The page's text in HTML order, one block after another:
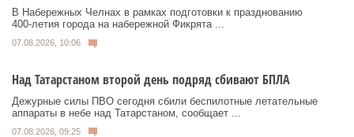
В Набережных Челнах в рамках подготовки к празднованию
400‑летия города на набережной Фикрята ...
07.08.2026, 10:06
Над Татарстаном второй день подряд сбивают БПЛА
Дежурные силы ПВО сегодня сбили беспилотные летательные
аппараты в небе над Татарстаном, сообщает ...
07.08.2026, 09:25